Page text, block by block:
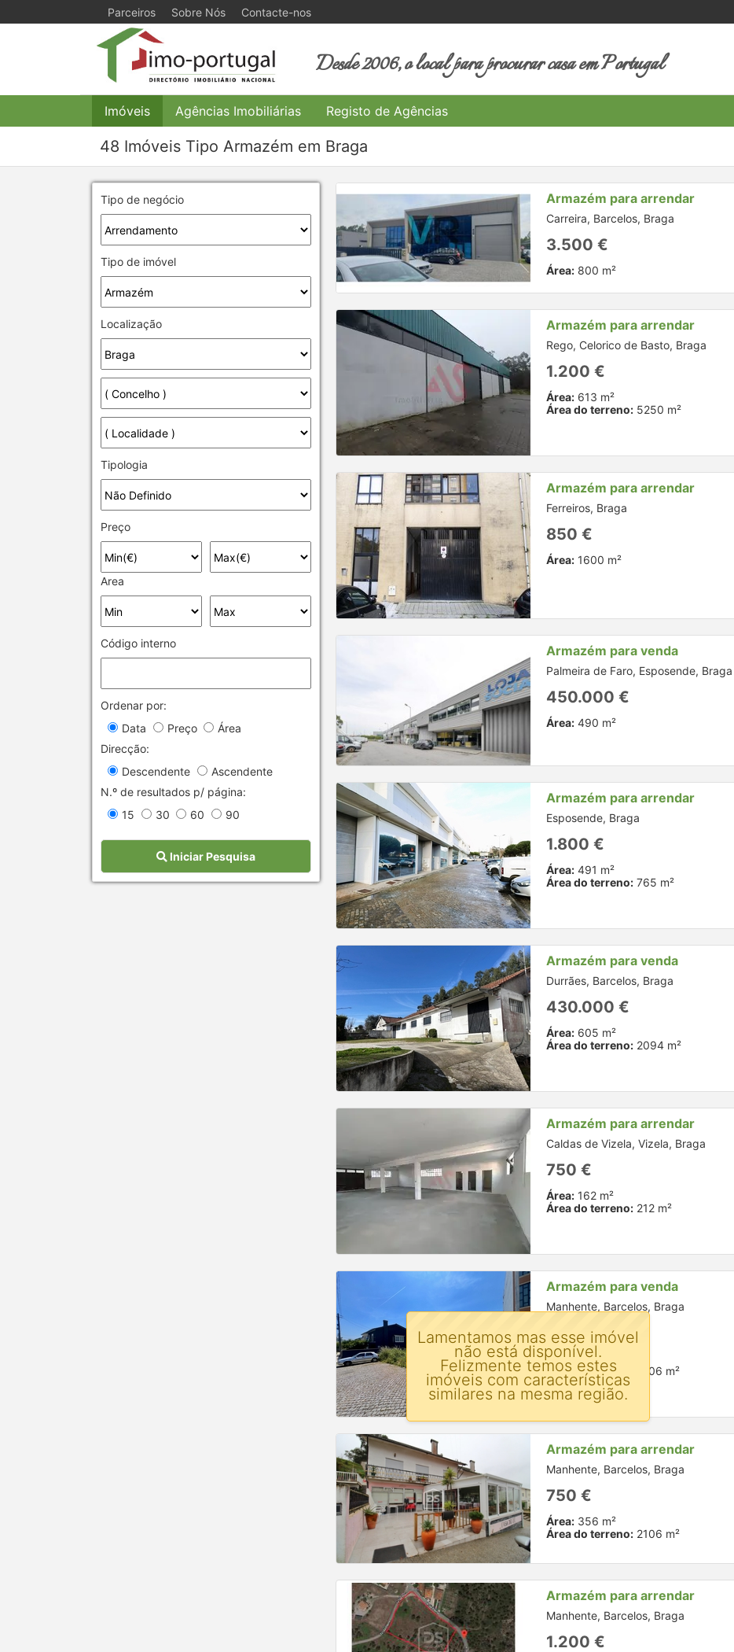
Parceiros Sobre Nós Contacte-nos
Desde 2006, o local para procurar casa em Portugal
Imóveis Agências Imobiliárias Registo de Agências
48 Imóveis Tipo Armazém em Braga
Tipo de negócio
Tipo de imóvel
Localização
Tipologia
Preço
Area
Código interno
Ordenar por:
Data
Preço
Área
Direcção:
Descendente
Ascendente
N.º de resultados p/ página:
15
30 60 90
Iniciar Pesquisa
Armazém para arrendar
Carreira, Barcelos, Braga
3.500 €
Área: 800 m²
Armazém para arrendar
Rego, Celorico de Basto, Braga
1.200 €
Área: 613 m²
Área do terreno: 5250 m²
Armazém para arrendar
Ferreiros, Braga
850 €
Área: 1600 m²
Armazém para venda
Palmeira de Faro, Esposende, Braga
450.000 €
Área: 490 m²
Armazém para arrendar
Esposende, Braga
1.800 €
Área: 491 m²
Área do terreno: 765 m²
Armazém para venda
Durrães, Barcelos, Braga
430.000 €
Área: 605 m²
Área do terreno: 2094 m²
Armazém para arrendar
Caldas de Vizela, Vizela, Braga
750 €
Área: 162 m²
Área do terreno: 212 m²
Armazém para venda
Manhente, Barcelos, Braga
1.050.000 €
Área: 1881 m²
Área do terreno:
2106 m²
Armazém para arrendar
Manhente, Barcelos, Braga
750 €
Área: 356 m²
Área do terreno: 2106 m²
Armazém para arrendar
Manhente, Barcelos, Braga
1.200 €
Lamentamos mas esse imóvel
não está disponível.
Felizmente temos estes
imóveis com características
similares na mesma região.